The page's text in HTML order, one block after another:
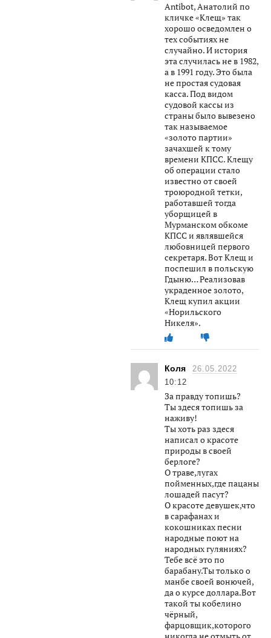
Antibot, Анатолий по
кличке «Клещ» так
хорошо осведомлен о
тех событиях не
случайно. И история
эта случилась не в 1982,
а в 1991 году. Это была
не простая судовая
касса. Под видом
судовой кассы из
страны было вывезено
так называемое
«золото партии»
зачахшей к тому
времени КПСС. Клещу
об операции стало
известно от своей
троюродной тетки,
работавшей тогда
уборщицей в
Мурманском обкоме
КПСС и являвшейся
любовницей первого
секретаря. Вот Клещ и
поспешил в польскую
Гдыню… Реализовав
украденное золото,
Клещ купил акции
«Норильского
Никеля».
Коля
26.05.2022
10:12
За правду топишь?
Ты здеся топишь за
наживу!
Ты хоть раз здеся
написал о красоте
природы в своей
берлоге?
О траве,лугах
пойменных,где пацаны
лошадей пасут?
О красоте девушек,что
в сарафанах и
кокошниках песни
народные поют на
народных гуляниях?
Тебе всё это по
барабану.Ты только о
манбе своей вонючей,
да о курсе доллара.Вот
такой ты кобелино
чёрный,
фарцовщик,которого